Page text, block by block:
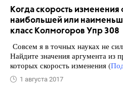
Когда скорость
наибольшей или
класс Колмогоров Упр 308
Совсем я в точных науках не
Найдите значения аргумента из
которых скорость изменения (
1 августа 2017